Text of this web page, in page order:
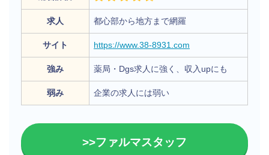
求人 都心部から地方まで網羅
サイト https://www.38-8931.com
強み 薬局・Dgs求人に強く、収入upにも
弱み 企業の求人には弱い
>>ファルマスタッフ